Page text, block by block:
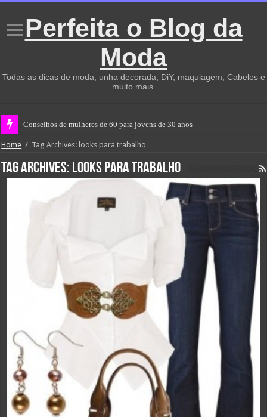
Perfeita o Blog da
Moda
Todas as dicas de moda, unha decorada, DiY, maquiagem, Cabelos e
muito mais.
Conselhos de mulheres de 60 para jovens de 30 anos
Home / Tag Archives: looks para trabalho
Tag Archives: looks para trabalho